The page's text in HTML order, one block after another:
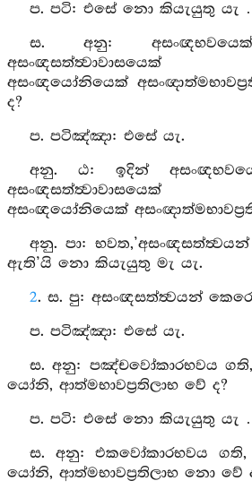
ප. පටි: එසේ නො කියැයුතු යැ
ස. අනු:
අසංඥසත්ත්‍වාවාසයෙක්
අසංඥයෝනියෙක්
ද?
ප. පටිඤ්ඤා: එසේ යැ.
අනු. ඨ: ඉදින්
අසංඥසත්ත්‍වාවාසයෙක්
අසංඥයෝනියෙක්
අනු. පා:
ඇති’යි නො කියැයුතු මැ යැ.
2. ස. පු: අසංඥසත්ත්‍වයන්
ප. පටිඤ්ඤා: එසේ යැ.
ස. අනු: පඤ්චවෝකාරභවය ගති,
යෝනි, ආත්මභාවප්‍රතිලාභ වේ ද?
ප. පටි: එසේ නො කියැයුතු යැ
ස. අනු: එකවෝකාරභවය ගති,
යෝනි, ආත්මභාවප්‍රතිලාභ නො වේ